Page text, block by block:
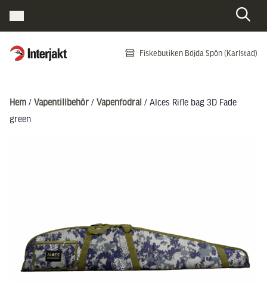
Interjakt SE Fiskebutiken Böjda Spön (Karlstad)
Hem / Vapentillbehör / Vapenfodral / Alces Rifle bag 3D Fade
green